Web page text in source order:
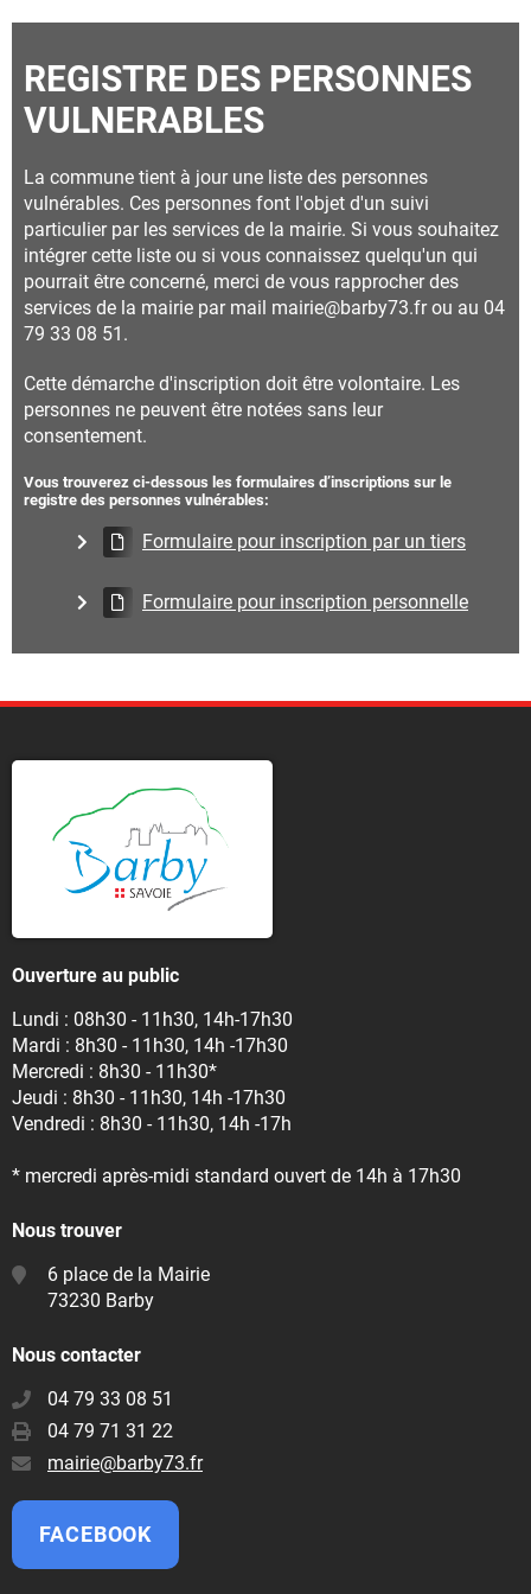
REGISTRE DES PERSONNES
VULNERABLES
La commune tient à jour une liste des personnes
vulnérables. Ces personnes font l'objet d'un suivi
particulier par les services de la mairie. Si vous souhaitez
intégrer cette liste ou si vous connaissez quelqu'un qui
pourrait être concerné, merci de vous rapprocher des
services de la mairie par mail mairie@barby73.fr ou au 04
79 33 08 51.
Cette démarche d'inscription doit être volontaire. Les
personnes ne peuvent être notées sans leur
consentement.
Vous trouverez ci-dessous les formulaires d’inscriptions sur le
registre des personnes vulnérables:
Formulaire pour inscription par un tiers
Formulaire pour inscription personnelle
Ouverture au public
Lundi : 08h30 - 11h30, 14h-17h30
Mardi : 8h30 - 11h30, 14h -17h30
Mercredi : 8h30 - 11h30*
Jeudi : 8h30 - 11h30, 14h -17h30
Vendredi : 8h30 - 11h30, 14h -17h
* mercredi après-midi standard ouvert de 14h à 17h30
Nous trouver
6 place de la Mairie
73230 Barby
Nous contacter
04 79 33 08 51
04 79 71 31 22
E-
mairie@barby73.fr
FACEBOOK